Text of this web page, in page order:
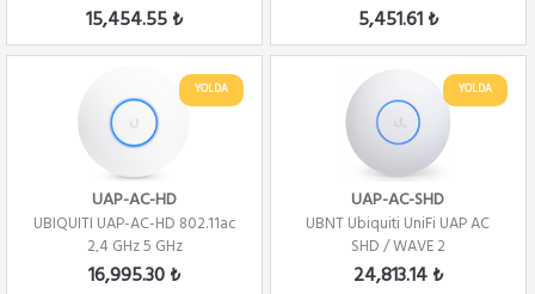
SIZ
15,454.55 ₺
Paket 3x...
5,451.61 ₺
YOLDA
UAP-AC-HD
UBIQUITI UAP-AC-HD 802.11ac
2,4 GHz 5 GHz
16,995.30 ₺
YOLDA
UAP-AC-SHD
UBNT Ubiquiti UniFi UAP AC
SHD / WAVE 2
24,813.14 ₺